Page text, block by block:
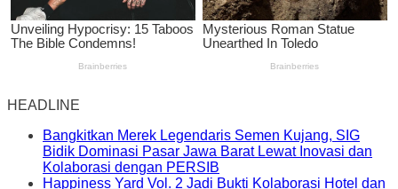
HEADLINE
Bangkitkan Merek Legendaris Semen Kujang, SIG
Bidik Dominasi Pasar Jawa Barat Lewat Inovasi dan
Kolaborasi dengan PERSIB
Happiness Yard Vol. 2 Jadi Bukti Kolaborasi Hotel dan